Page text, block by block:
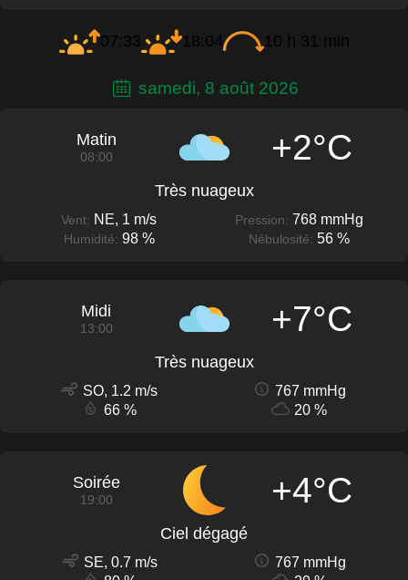
07:33 18:04 10 h 31 min
samedi, 8 août 2026
Matin
08:00 +2°C
Très nuageux
Vent: NE, 1 m/s Pression: 768 mmHg
Humidité: 98 % Nébulosité: 56 %
Midi
13:00 +7°C
Très nuageux
SO, 1.2 m/s
767 mmHg
66 %
20 %
Soirée
19:00 +4°C
Ciel dégagé
SE, 0.7 m/s
767 mmHg